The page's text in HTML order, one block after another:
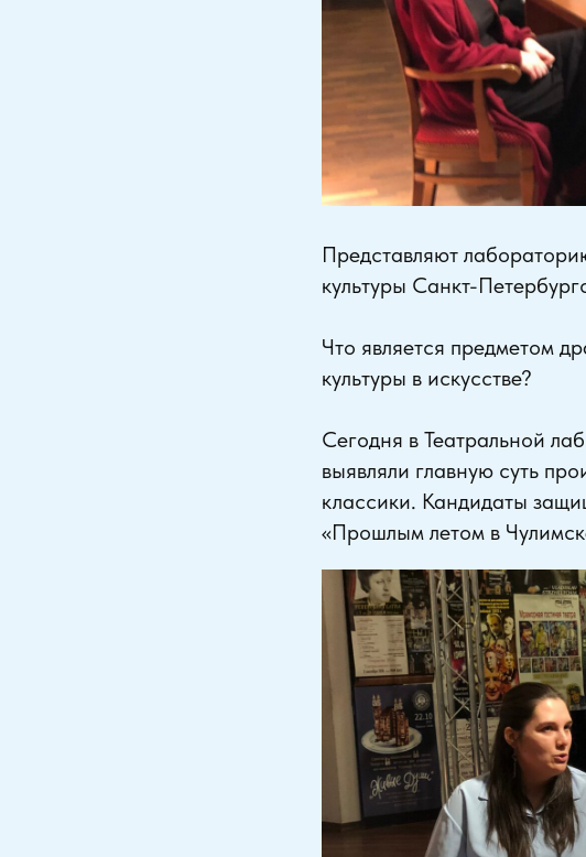
Представляют
культуры Санкт-
Что является предметом
культуры в искусстве?
Сегодня в Театральной
выявляли главную суть
классики. Кандидаты
«Прошлым летом в